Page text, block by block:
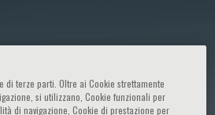
di terze parti. Oltre ai Cookie strettamente
si utilizzano, Cookie funzionali per
di navigazione, Cookie di prestazione per